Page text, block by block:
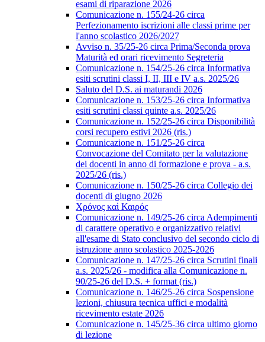
esami di riparazione 2026
Comunicazione n. 155/24-26 circa
Perfezionamento iscrizioni alle classi prime per
l'anno scolastico 2026/2027
Avviso n. 35/25-26 circa Prima/Seconda prova
Maturità ed orari ricevimento Segreteria
Comunicazione n. 154/25-26 circa Informativa
esiti scrutini classi I, II, III e IV a.s. 2025/26
Saluto del D.S. ai maturandi 2026
Comunicazione n. 153/25-26 circa Informativa
esiti scrutini classi quinte a.s. 2025/26
Comunicazione n. 152/25-26 circa Disponibilità
corsi recupero estivi 2026 (ris.)
Comunicazione n. 151/25-26 circa
Convocazione del Comitato per la valutazione
dei docenti in anno di formazione e prova - a.s.
2025/26 (ris.)
Comunicazione n. 150/25-26 circa Collegio dei
docenti di giugno 2026
Χρόνος καὶ Καιρός
Comunicazione n. 149/25-26 circa Adempimenti
di carattere operativo e organizzativo relativi
all'esame di Stato conclusivo del secondo ciclo di
istruzione anno scolastico 2025-2026
Comunicazione n. 147/25-26 circa Scrutini finali
a.s. 2025/26 - modifica alla Comunicazione n.
90/25-26 del D.S. + format (ris.)
Comunicazione n. 146/25-26 circa Sospensione
lezioni, chiusura tecnica uffici e modalità
ricevimento estate 2026
Comunicazione n. 145/25-36 circa ultimo giorno
di lezione